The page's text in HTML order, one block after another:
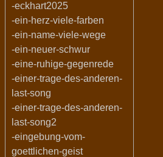
-eckhart2025
-ein-herz-viele-farben
-ein-name-viele-wege
-ein-neuer-schwur
-eine-ruhige-gegenrede
-einer-trage-des-anderen-
last-song
-einer-trage-des-anderen-
last-song2
-eingebung-vom-
goettlichen-geist